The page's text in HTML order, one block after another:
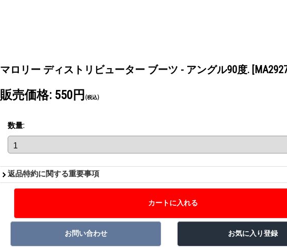
マロリー ディストリビューター ブーツ - アングル90度.
販売価格: 550円 (税込)
数量:
返品特約に関する重要事項